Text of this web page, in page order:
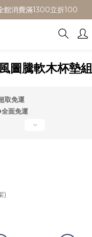
館消費滿1300立折100
館消費滿1300立折100
🎉新會員首購/超取免運
館消費滿1300立折100
圖騰軟木杯墊組
取免運
面免運
)